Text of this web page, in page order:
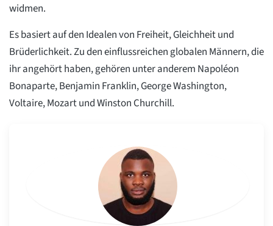
widmen.
Es basiert auf den Idealen von Freiheit, Gleichheit und
Brüderlichkeit. Zu den einflussreichen globalen Männern, die
ihr angehört haben, gehören unter anderem Napoléon
Bonaparte, Benjamin Franklin, George Washington,
Voltaire, Mozart und Winston Churchill.